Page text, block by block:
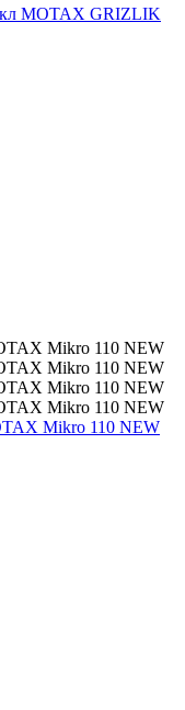
MOTAX GRIZLIK
Mikro 110 NEW